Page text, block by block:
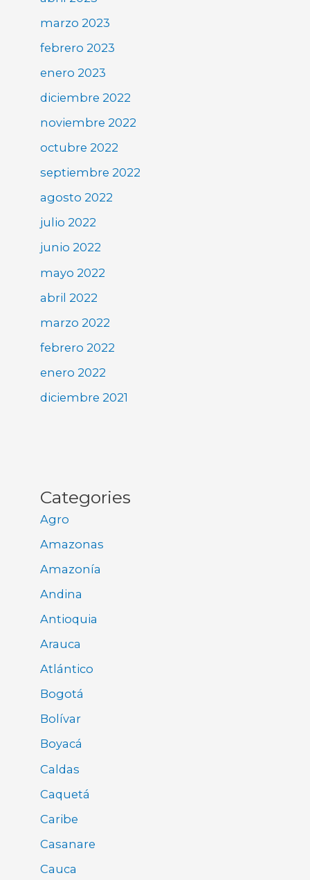
marzo 2023
febrero 2023
enero 2023
diciembre 2022
noviembre 2022
octubre 2022
septiembre 2022
agosto 2022
julio 2022
junio 2022
mayo 2022
abril 2022
marzo 2022
febrero 2022
enero 2022
diciembre 2021
Categories
Agro
Amazonas
Amazonía
Andina
Antioquia
Arauca
Atlántico
Bogotá
Bolívar
Boyacá
Caldas
Caquetá
Caribe
Casanare
Cauca